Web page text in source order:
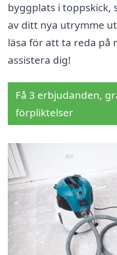
byggplats i toppskick,
av ditt nya utrymme
läsa för att ta reda på
assistera dig!
Få 3 erbjudanden,
förpliktelser